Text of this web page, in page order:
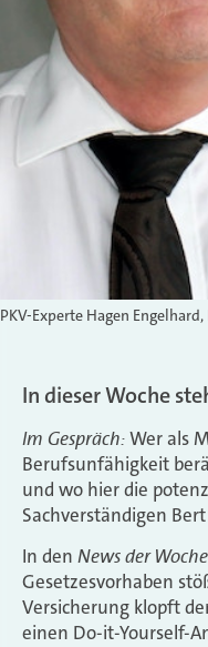
PKV-Experte Hagen
In dieser Woche
Im Gespräch:Wer als
Berufsunfähigkeit
und wo hier die
Sachverständigen
In den News der Woche
Gesetzesvorhaben
Versicherung klopft
einen Do-it-Yourself-